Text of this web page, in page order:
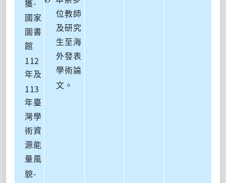
獲-
國家
圖書
館
112
年及
113
年臺
灣學
術資
源能
量風
貌-
位教師
及研究
生至海
外發表
學術論
文。